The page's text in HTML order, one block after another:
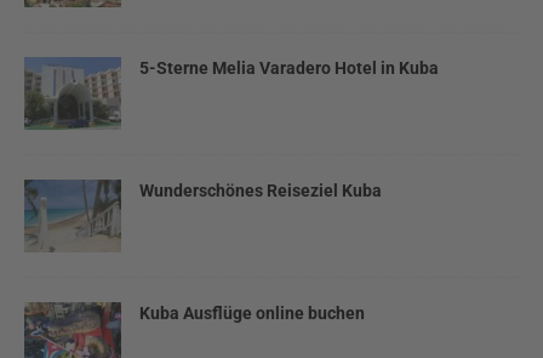
5-Sterne Melia Varadero Hotel in Kuba
Wunderschönes Reiseziel Kuba
Kuba Ausflüge online buchen